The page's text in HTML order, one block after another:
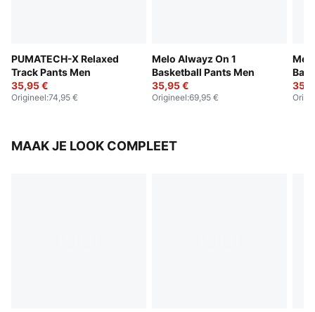
PUMATECH-X Relaxed
Track Pants Men
35,95 €
Origineel:74,95 €
Melo Alwayz On 1
Basketball Pants Men
35,95 €
Origineel:69,95 €
MAAK JE LOOK COMPLEET